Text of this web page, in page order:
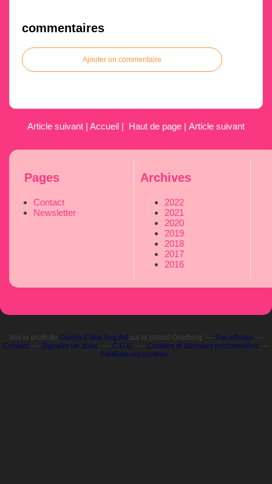
commentaires
Ajouter un commentaire
Article suivant | Accueil | Haut de page | Article suivant
Pages
Contact
Newsletter
Archives
2022
2021
2020
2019
2018
2017
2016
Voir le profil de Oumi's Cake Sug’Art sur le portail Overblog
Top articles
Contact
Signaler un abus C.G.U.
Cookies et données personnelles
Préférences cookies